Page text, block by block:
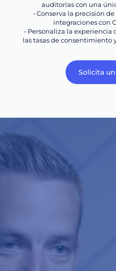
auditorías con una
• Conserva la precisión
integraciones con
• Personaliza la
las tasas de consentimiento
Solicita